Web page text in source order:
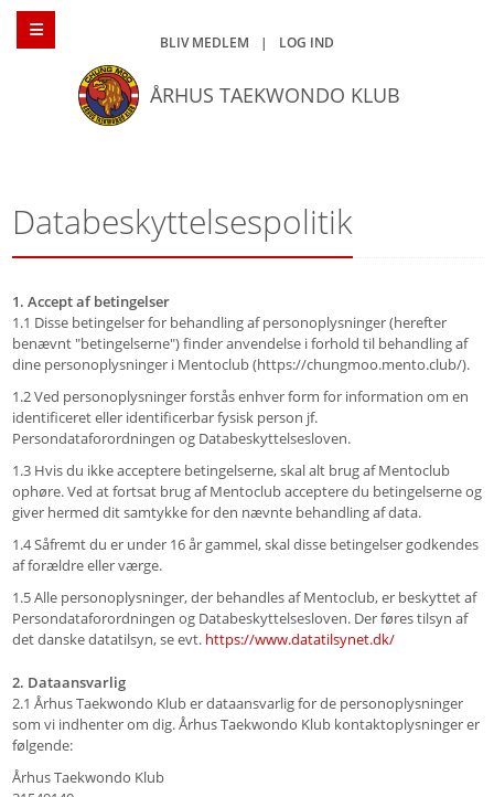
BLIV MEDLEM | LOG IND
ÅRHUS TAEKWONDO KLUB
Databeskyttelsespolitik
1. Accept af betingelser
1.1 Disse betingelser for behandling af personoplysninger (herefter
benævnt "betingelserne") finder anvendelse i forhold til behandling af
dine personoplysninger i Mentoclub (https://chungmoo.mento.club/).
1.2 Ved personoplysninger forstås enhver form for information om en
identificeret eller identificerbar fysisk person jf.
Persondataforordningen og Databeskyttelsesloven.
1.3 Hvis du ikke acceptere betingelserne, skal alt brug af Mentoclub
ophøre. Ved at fortsat brug af Mentoclub acceptere du betingelserne og
giver hermed dit samtykke for den nævnte behandling af data.
1.4 Såfremt du er under 16 år gammel, skal disse betingelser godkendes
af forældre eller værge.
1.5 Alle personoplysninger, der behandles af Mentoclub, er beskyttet af
Persondataforordningen og Databeskyttelsesloven. Der føres tilsyn af
det danske datatilsyn, se evt. https://www.datatilsynet.dk/
2. Dataansvarlig
2.1 Århus Taekwondo Klub er dataansvarlig for de personoplysninger
som vi indhenter om dig. Århus Taekwondo Klub kontaktoplysninger er
følgende:
Århus Taekwondo Klub